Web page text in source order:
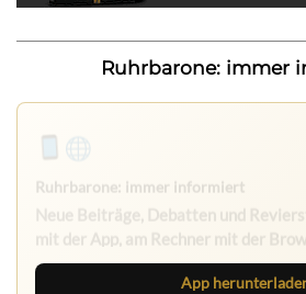
Ruhrbarone: immer
Neue Beiträge, Debatten und
mit der App, am Rechner mit der
App